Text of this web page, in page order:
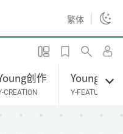
繁体
创作
CREATION
Young专题
Y-FEATURES